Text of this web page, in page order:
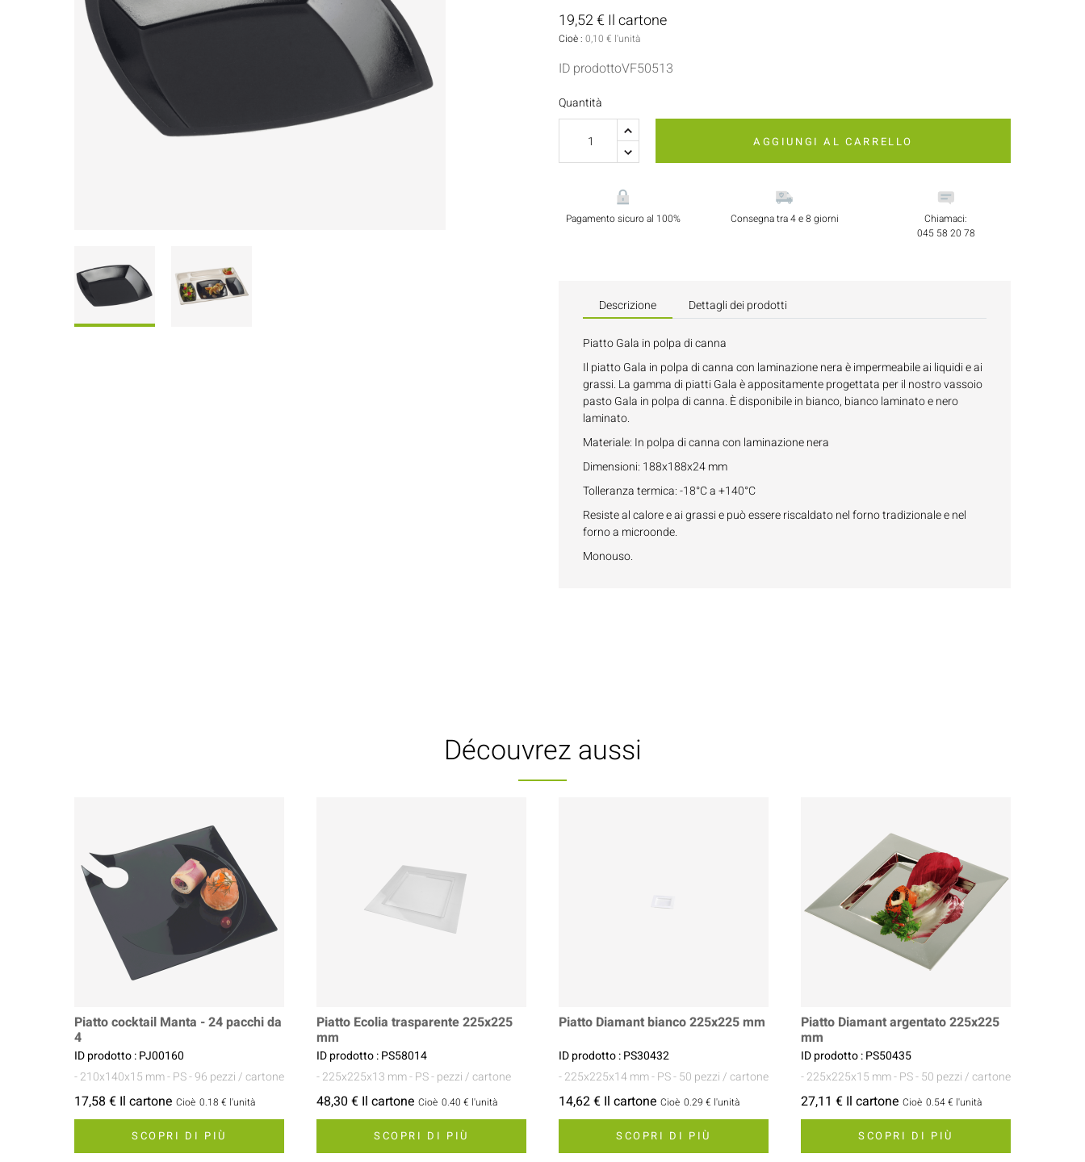
Scatole Da Condividere
Tovaglioli
Flaconi E Bottiglie
19,52 € Il cartone
Cioè : 0,10 € l'unità
ID prodottoVF50513
Quantità
AGGIUNGI AL CARRELLO
Pagamento sicuro al 100% Consegna tra 4 e 8 giorni
Chiamaci:
045 58 20 78
Descrizione Dettagli dei prodotti
Piatto Gala in polpa di canna
Il piatto Gala in polpa di canna con laminazione nera è impermeabile ai liquidi e ai
grassi. La gamma di piatti Gala è appositamente progettata per il nostro vassoio
pasto Gala in polpa di canna. È disponibile in bianco, bianco laminato e nero
laminato.
Materiale: In polpa di canna con laminazione nera
Dimensioni: 188x188x24 mm
Tolleranza termica: -18°C a +140°C
Resiste al calore e ai grassi e può essere riscaldato nel forno tradizionale e nel
forno a microonde.
Monouso.
Découvrez aussi
Piatto cocktail Manta - 24 pacchi da
4
ID prodotto : PJ00160
- 210x140x15 mm- PS- 96 pezzi / cartone
17,58 € Il cartone Cioè 0.18 € l'unità
SCOPRI DI PIÙ
Piatto Ecolia trasparente 225x225
mm
ID prodotto : PS58014
- 225x225x13 mm- PS- pezzi / cartone
48,30 € Il cartone Cioè 0.40 € l'unità
SCOPRI DI PIÙ
Piatto Diamant bianco 225x225 mm
ID prodotto : PS30432
- 225x225x14 mm- PS- 50 pezzi / cartone
14,62 € Il cartone Cioè 0.29 € l'unità
SCOPRI DI PIÙ
Piatto Diamant argentato 225x225
mm
ID prodotto : PS50435
- 225x225x15 mm- PS- 50 pezzi / cartone
27,11 € Il cartone Cioè 0.54 € l'unità
SCOPRI DI PIÙ